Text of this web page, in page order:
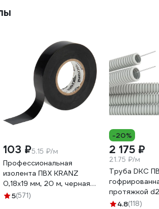
103 ₽5.15 ₽/м
Профессиональная
изолента ПВХ KRANZ
0,18х19 мм, 20 м, черная
KR-09-2806
5(571)
-20%
2 175 ₽
21.75 ₽/м
Труба DKC
протяжкой
упаковка 100м
4.8(118)